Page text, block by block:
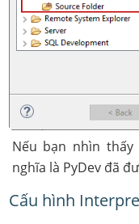
Nếu bạn nhìn
nghĩa là PyDev đã
Cấu hình